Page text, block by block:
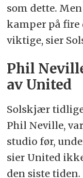
som dette.
kamper på fire
viktige, sier
Phil
av United
Solskjær
Phil Neville,
studio før,
sier United
den siste tiden.